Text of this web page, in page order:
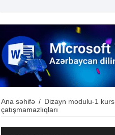
Ana səhifə / Dizayn modulu-1 kurs
çatışmamazlıqları